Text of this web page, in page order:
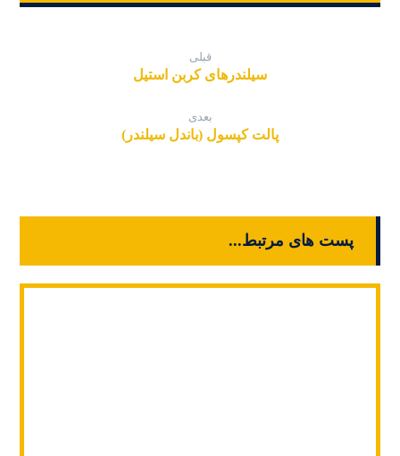
قبلی
سیلندرهای کربن استیل
بعدی
پالت کپسول (باندل سیلندر)
پست های مرتبط...